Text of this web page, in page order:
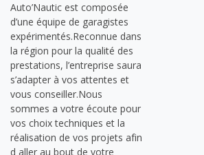
Auto’Nautic est composée
d’une équipe de garagistes
expérimentés.Reconnue dans
la région pour la qualité des
prestations, l’entreprise saura
s’adapter à vos attentes et
vous conseiller.Nous
sommes a votre écoute pour
vos choix techniques et la
réalisation de vos projets afin
d aller au bout de votre